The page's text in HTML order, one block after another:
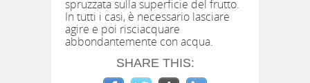
spruzzata sulla superficie del frutto.
In tutti i casi, è necessario lasciare
agire e poi risciacquare
abbondantemente con acqua.
SHARE THIS: